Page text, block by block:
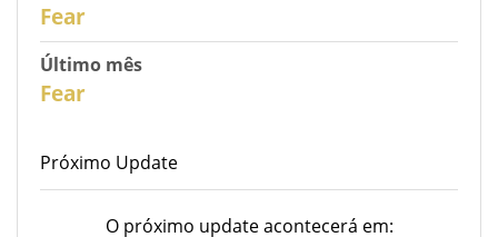
Fear
Último mês
Fear
Próximo Update
O próximo update acontecerá em: